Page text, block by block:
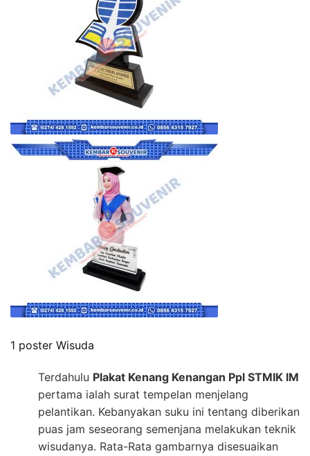
1 poster Wisuda
Terdahulu Plakat Kenang Kenangan Ppl STMIK IM
pertama ialah surat tempelan menjelang
pelantikan. Kebanyakan suku ini tentang diberikan
puas jam seseorang semenjana melakukan teknik
wisudanya. Rata-Rata gambarnya disesuaikan